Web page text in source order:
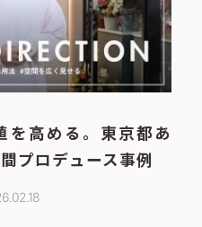
を高める。東京都あ
プロデュース事例